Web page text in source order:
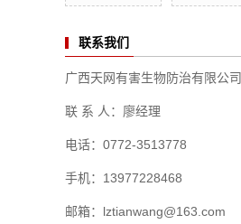
联系我们
广西天网有害生物防治有限公司
联 系 人：廖经理
电话：0772-3513778
手机：13977228468
邮箱：lztianwang@163.com